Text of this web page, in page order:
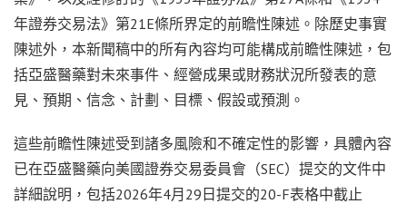
年證券交易法》第21E條所界定的前瞻性陳述。除歷史事實
陳述外，本新聞稿中的所有內容均可能構成前瞻性陳述，包
括亞盛醫藥對未來事件、經營成果或財務狀況所發表的意
見、預期、信念、計劃、目標、假設或預測。
這些前瞻性陳述受到諸多風險和不確定性的影響，具體內容
已在亞盛醫藥向美國證券交易委員會（SEC）提交的文件中
詳細說明，包括2026年4月29日提交的20-F表格中截止